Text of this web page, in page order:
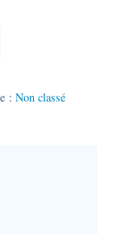
: Non classé